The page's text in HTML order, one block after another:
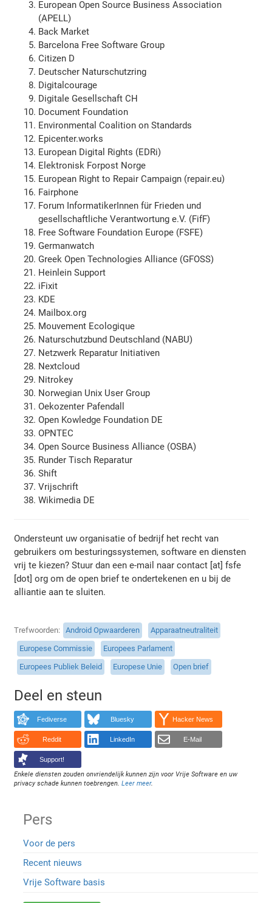
European Open Source Business Association
(APELL)
Back Market
Barcelona Free Software Group
Citizen D
Deutscher Naturschutzring
Digitalcourage
Digitale Gesellschaft CH
Document Foundation
Environmental Coalition on Standards
Epicenter.works
European Digital Rights (EDRi)
Elektronisk Forpost Norge
European Right to Repair Campaign (repair.eu)
Fairphone
Forum InformatikerInnen für Frieden und
gesellschaftliche Verantwortung e.V. (FifF)
Free Software Foundation Europe (FSFE)
Germanwatch
Greek Open Technologies Alliance (GFOSS)
Heinlein Support
iFixit
KDE
Mailbox.org
Mouvement Ecologique
Naturschutzbund Deutschland (NABU)
Netzwerk Reparatur Initiativen
Nextcloud
Nitrokey
Norwegian Unix User Group
Oekozenter Pafendall
Open Kowledge Foundation DE
OPNTEC
Open Source Business Alliance (OSBA)
Runder Tisch Reparatur
Shift
Vrijschrift
Wikimedia DE
Ondersteunt uw organisatie of bedrijf het recht van
gebruikers om besturingssystemen, software en diensten
vrij te kiezen? Stuur dan een e-mail naar contact [at] fsfe
[dot] org om de open brief te ondertekenen en u bij de
alliantie aan te sluiten.
Trefwoorden Android Opwaarderen
Apparaatneutraliteit
Europese Commissie
Europees Parlament
Europees Publiek Beleid
Europese Unie Open brief
Deel en steun
Fediverse Bluesky Hacker News
Reddit LinkedIn E-Mail
Support!
Enkele diensten zouden onvriendelijk kunnen zijn voor Vrije Software en uw
privacy schade kunnen toebrengen.Leer meer.
Pers
Voor de pers
Recent nieuws
Vrije Software basis